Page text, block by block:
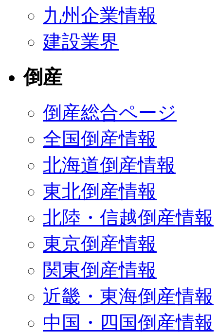
九州企業情報
建設業界
倒産
倒産総合ページ
全国倒産情報
北海道倒産情報
東北倒産情報
北陸・信越倒産情報
東京倒産情報
関東倒産情報
近畿・東海倒産情報
中国・四国倒産情報